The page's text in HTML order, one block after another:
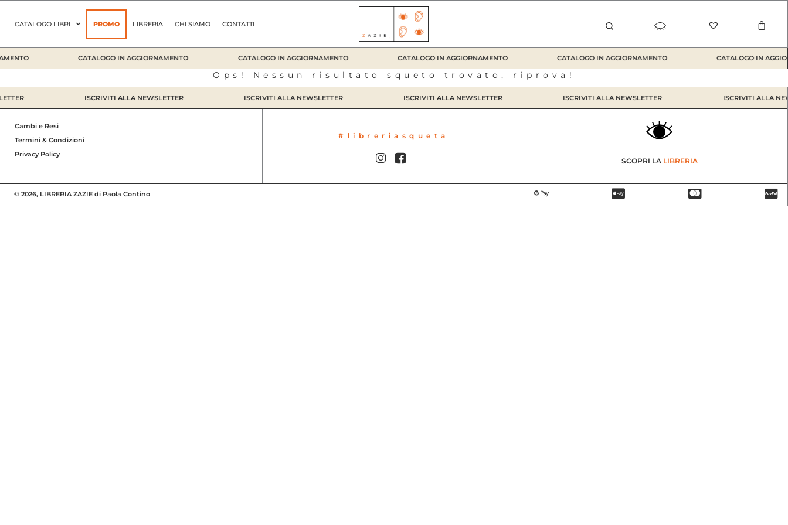
contenuto
CATALOGO LIBRI PROMO LIBRERIA CHI SIAMO CONTATTI
CATALOGO IN AGGIORNAMENTO CATALOGO IN AGGIORNAMENTO CATALOGO IN AGGIORNAMENTO CATALOGO IN AGGIORNAMENTO CATALOGO IN
Ops! Nessun risultato squeto trovato, riprova!
ISCRIVITI ALLA NEWSLETTER ISCRIVITI ALLA NEWSLETTER ISCRIVITI ALLA NEWSLETTER ISCRIVITI ALLA NEWSLETTER ISCRIVITI ALLA
Cambi e Resi
Termini & Condizioni
Privacy Policy
#libreriasqueta
SCOPRI LA LIBRERIA
© 2026, LIBRERIA ZAZIE di Paola Contino